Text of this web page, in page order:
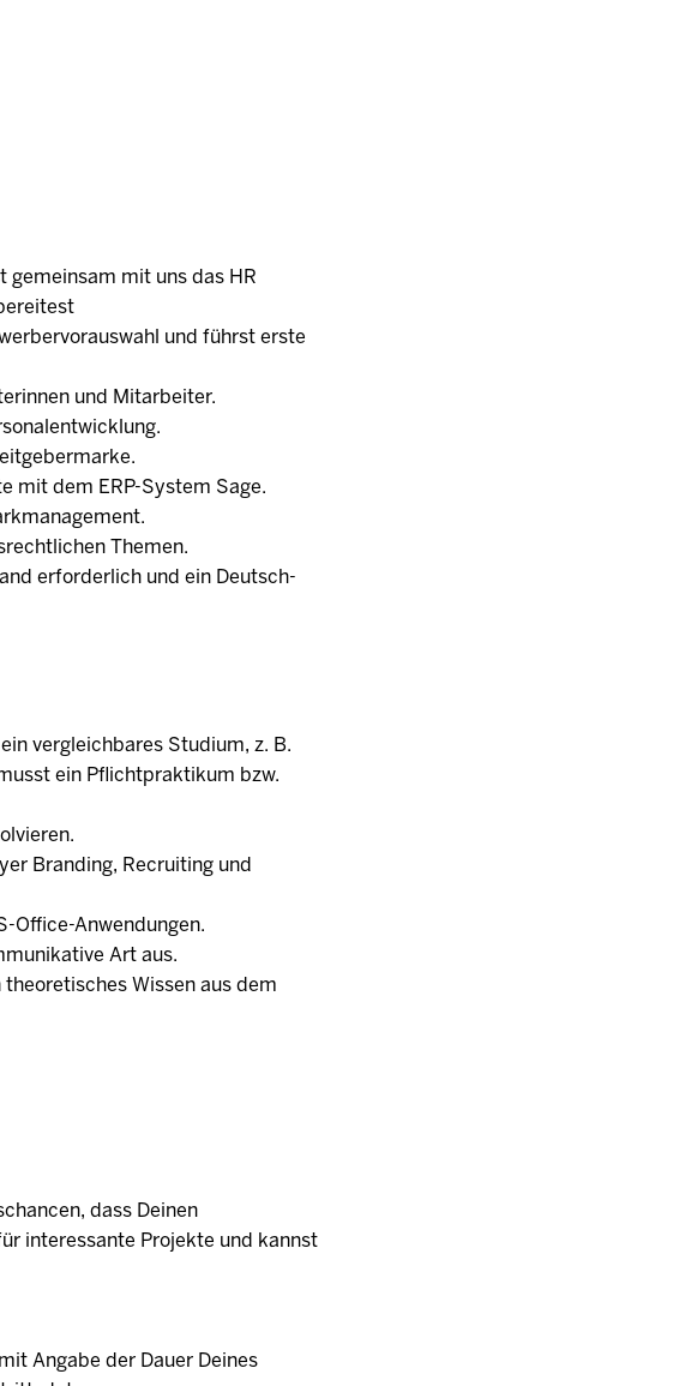
gemeinsam mit uns das HR
und führst erste
und Mitarbeiter.
mit dem ERP-System Sage.
Themen.
erforderlich und ein Deutsch-
vergleichbares Studium, z. B.
ein Pflichtpraktikum bzw.
Branding, Recruiting und
Office-Anwendungen.
Art aus.
Wissen aus dem
dass Deinen
interessante Projekte und kannst
Angabe der Dauer Deines